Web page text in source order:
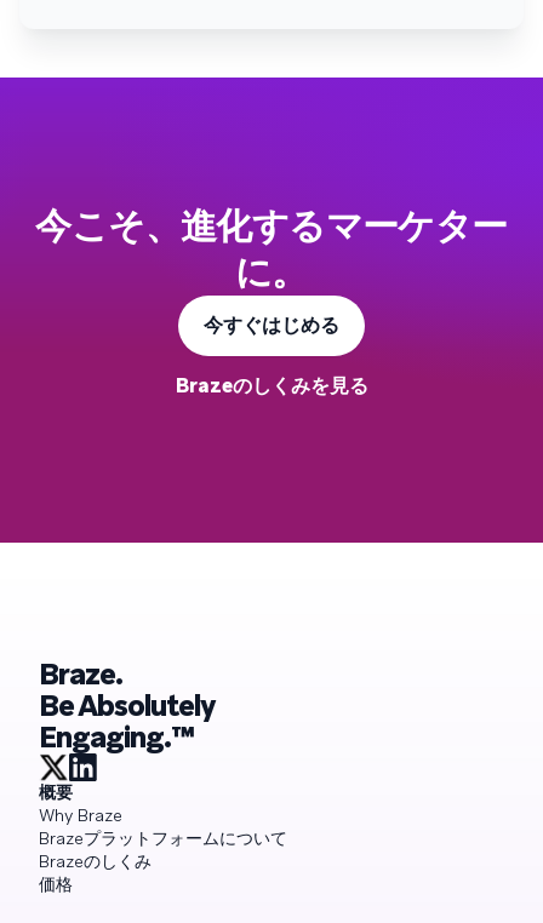
今こそ、進化するマーケター
に。
今すぐはじめる
Brazeのしくみを見る
Braze.
Be Absolutely
Engaging.™
概要
Why Braze
Brazeプラットフォームについて
Brazeのしくみ
価格